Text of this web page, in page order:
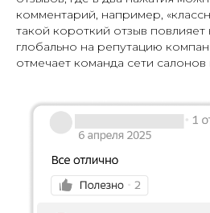
комментарий, например,
такой короткий отзыв повлияет
глобально на репутацию
отмечает команда сети салонов